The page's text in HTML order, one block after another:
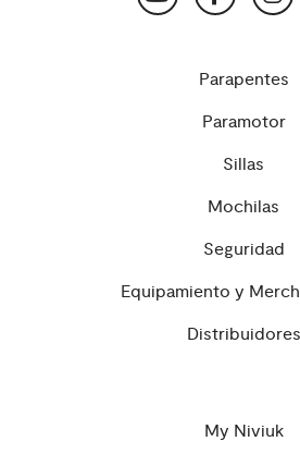
Parapentes
Paramotor
Sillas
Mochilas
Seguridad
Equipamiento y
Distribuidores
My Niviuk